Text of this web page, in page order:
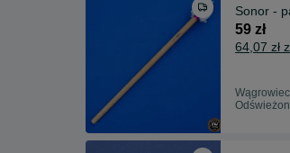
Sonor -
59 zł
64,07 zł
Wągrowiec